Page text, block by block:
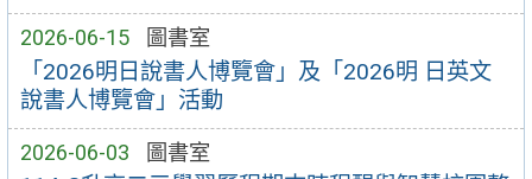
2026-06-15 圖書室
「2026明日說書人博覽會」及「2026明 日英文
說書人博覽會」活動
2026-06-03 圖書室